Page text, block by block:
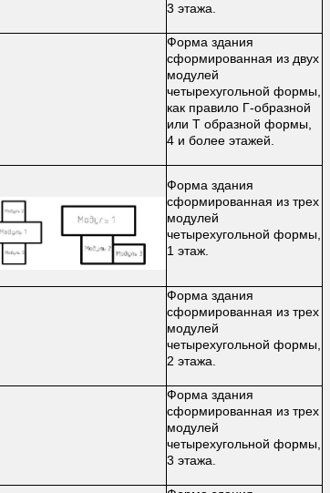
3 этажа.
Форма здания
сформированная из двух
модулей
четырехугольной формы,
как правило Г-образной
или Т образной формы,
4 и более этажей.
Форма здания
сформированная из трех
модулей
четырехугольной формы,
1 этаж.
Форма здания
сформированная из трех
модулей
четырехугольной формы,
2 этажа.
Форма здания
сформированная из трех
модулей
четырехугольной формы,
3 этажа.